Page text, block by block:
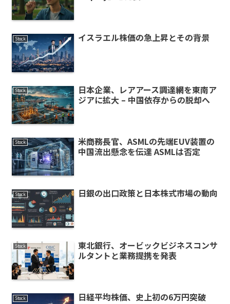
Stock イスラエル株価の急上昇とその背景
Stock
日本企業、レアアース調達網を東南ア
ジアに拡大 – 中国依存からの脱却へ
Stock
米商務長官、ASMLの先端EUV装置の
中国流出懸念を伝達 ASMLは否定
Stock 日銀の出口政策と日本株式市場の動向
Stock
東北銀行、オービックビジネスコンサ
ルタントと業務提携を発表
Stock 日経平均株価、史上初の6万円突破